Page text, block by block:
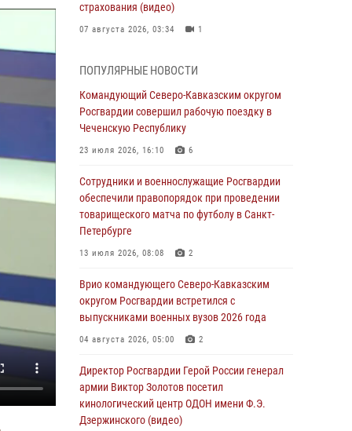
страхования (видео)
07 августа 2026, 03:34 1
автомобильных, бронетанковых служб
Сибирского округа Росгвардии завершился в
Омске
07 августа 2026, 02:53
специалистов организационно-штатных
подразделений Росгвардии с
профессиональным праздником
06 августа 2026, 21:01
Всероссийское совещание-семинар по
вопросам развития вневедомственной
охраны Росгвардии (видео)
06 августа 2026, 14:47 10
В Брянске сотрудники и военнослужащие
Росгвардии почтили память Героя России
Олега Визнюка
06 августа 2026, 14:36
ПОПУЛЯРНЫЕ НОВОСТИ
Командующий Северо-Кавказским округом
Росгвардии совершил рабочую поездку в
Чеченскую Республику
23 июля 2026, 16:10 6
Сотрудники и военнослужащие Росгвардии
обеспечили правопорядок при проведении
товарищеского матча по футболу в Санкт-
Петербурге
13 июля 2026, 08:08 2
Врио командующего Северо-Кавказским
округом Росгвардии встретился с
выпускниками военных вузов 2026 года
04 августа 2026, 05:00 2
Директор Росгвардии Герой России генерал
армии Виктор Золотов посетил
кинологический центр ОДОН имени Ф.Э.
Дзержинского (видео)